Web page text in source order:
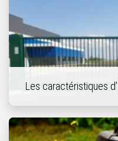
Les caractéristiques